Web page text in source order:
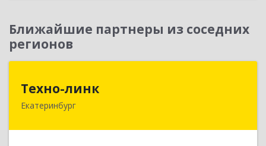
Ближайшие партнеры из соседних
регионов
Техно-линк
Екатеринбург
620000, Свердловская обл, Екатеринбург г,